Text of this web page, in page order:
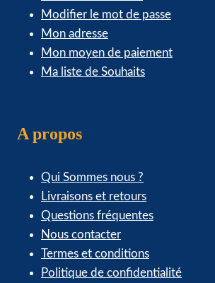
Modifier le mot de passe
Mon adresse
Mon moyen de paiement
Ma liste de Souhaits
A propos
Qui Sommes nous ?
Livraisons et retours
Questions fréquentes
Nous contacter
Termes et conditions
Politique de confidentialité